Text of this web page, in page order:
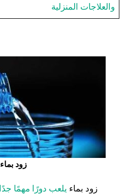
والعلاجات المنزلية
زود بماء
زود بماء يلعب دورًا مهمًا جدًا